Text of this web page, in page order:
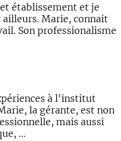
établissement et je
Marie, connait
Son professionalisme
à l'institut
la gérante, est non
mais aussi
...